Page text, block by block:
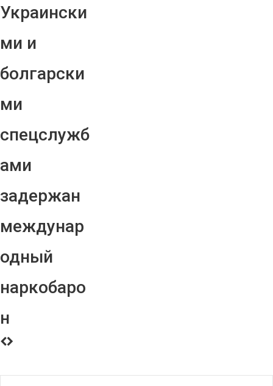
Украински
ми и
болгарски
ми
спецслужб
ами
задержан
междунар
одный
наркобаро
н